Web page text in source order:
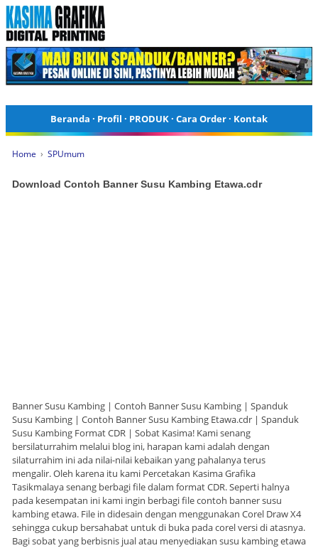
Beranda · Profil · PRODUK· Cara Order· Kontak
Home › SPUmum
Download Contoh Banner Susu Kambing Etawa.cdr
Banner Susu Kambing | Contoh Banner Susu Kambing | Spanduk
Susu Kambing | Contoh Banner Susu Kambing Etawa.cdr | Spanduk
Susu Kambing Format CDR | Sobat Kasima! Kami senang
bersilaturrahim melalui blog ini, harapan kami adalah dengan
silaturrahim ini ada nilai-nilai kebaikan yang pahalanya terus
mengalir. Oleh karena itu kami Percetakan Kasima Grafika
Tasikmalaya senang berbagi file dalam format CDR. Seperti halnya
pada kesempatan ini kami ingin berbagi file contoh banner susu
kambing etawa. File in didesain dengan menggunakan Corel Draw X4
sehingga cukup bersahabat untuk di buka pada corel versi di atasnya.
Bagi sobat yang berbisnis jual atau menyediakan susu kambing etawa